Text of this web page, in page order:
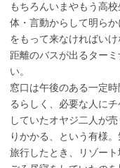
もちろんいまやもう高
体・言動からして明ら
をもって来なければい
距離のバスが出るター
い。
窓口は午後のある一定
るらしく、必要な人に
していたオヤジ二人が
りかかる、という有様
旅行したとき、リゾー